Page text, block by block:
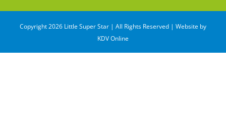
Copyright 2026 Little Super Star | All Rights Reserved | Website by
KDV Online